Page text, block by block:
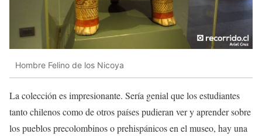
Hombre Felino de los Nicoya
La colección es impresionante. Sería genial que los estudiantes
tanto chilenos como de otros países pudieran ver y aprender sobre
los pueblos precolombinos o prehispánicos en el museo, hay una